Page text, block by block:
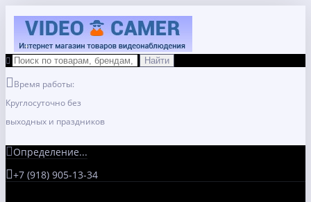
Время работы:
Круглосуточно без
выходных и праздников
Определение...
+7 (918) 905-13-34